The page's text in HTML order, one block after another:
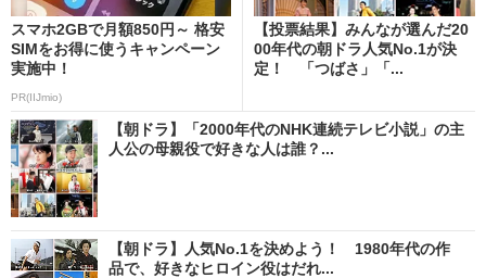
スマホ2GBで月額850円～ 格安
SIMをお得に使うキャンペーン
実施中！
PR(IIJmio)
【投票結果】みんなが選んだ20
00年代の朝ドラ人気No.1が決
定！ 「つばさ」「...
【朝ドラ】「2000年代のNHK連続テレビ小説」の主
人公の母親役で好きな人は誰？...
【朝ドラ】人気No.1を決めよう！ 1980年代の作
品で、好きなヒロイン役はだれ...